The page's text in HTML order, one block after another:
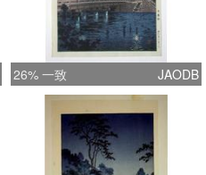
26% 一致 JAODB